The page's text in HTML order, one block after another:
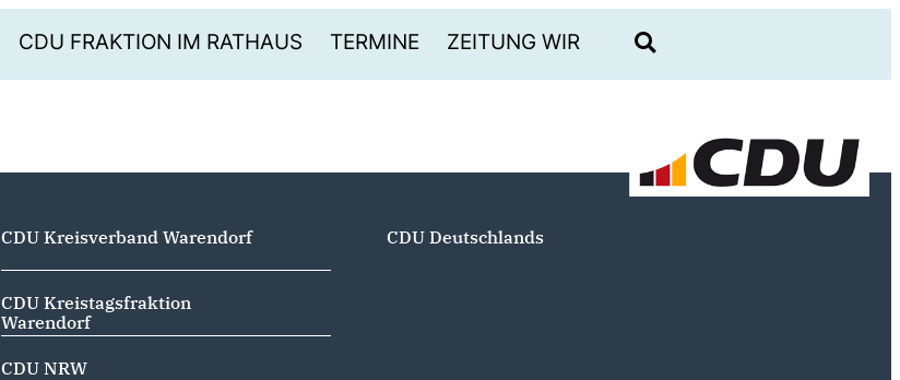
CDU FRAKTION IM RATHAUS TERMINE ZEITUNG WIR
CDU Kreisverband Warendorf
CDU Kreistagsfraktion
Warendorf
CDU NRW
CDU Deutschlands